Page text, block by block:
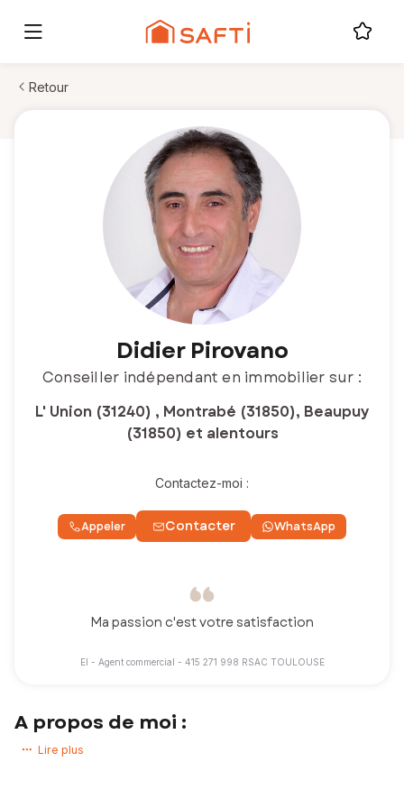
Retour
Didier Pirovano
Conseiller indépendant en immobilier sur :
L' Union (31240) , Montrabé (31850), Beaupuy
(31850) et alentours
Contactez-moi :
Appeler Contacter WhatsApp
Ma passion c'est votre satisfaction
EI - Agent commercial - 415 271 998 RSAC TOULOUSE
A propos de moi :
Bonjour et bienvenue,
Lire plus